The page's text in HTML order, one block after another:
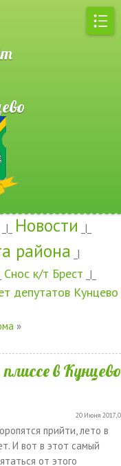
_|_ Новости _|_
района _|
Снос к/т Брест _|_
депутатов Кунцево
»
в Кунцево
20 Июня 2017,
прийти, лето в
И вот в этот самый
от этого